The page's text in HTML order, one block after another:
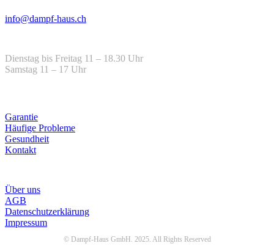
info@dampf-haus.ch
Dienstag bis Freitag 11 – 18.30 Uhr
Samstag 11 – 17 Uhr
Garantie
Häufige Probleme
Gesundheit
Kontakt
Über uns
AGB
Datenschutzerklärung
Impressum
© Dampf-Haus GmbH. 2025. All Rights Reserved